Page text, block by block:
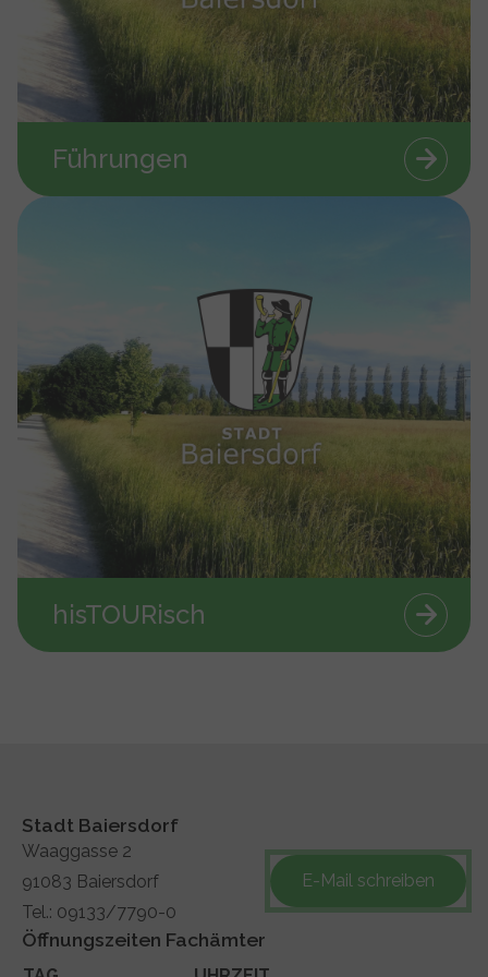
Führungen
hisTOURisch
Stadt Baiersdorf
Waaggasse 2
91083 Baiersdorf
Tel.: 09133/7790-0
E-Mail schreiben
Öffnungszeiten Fachämter